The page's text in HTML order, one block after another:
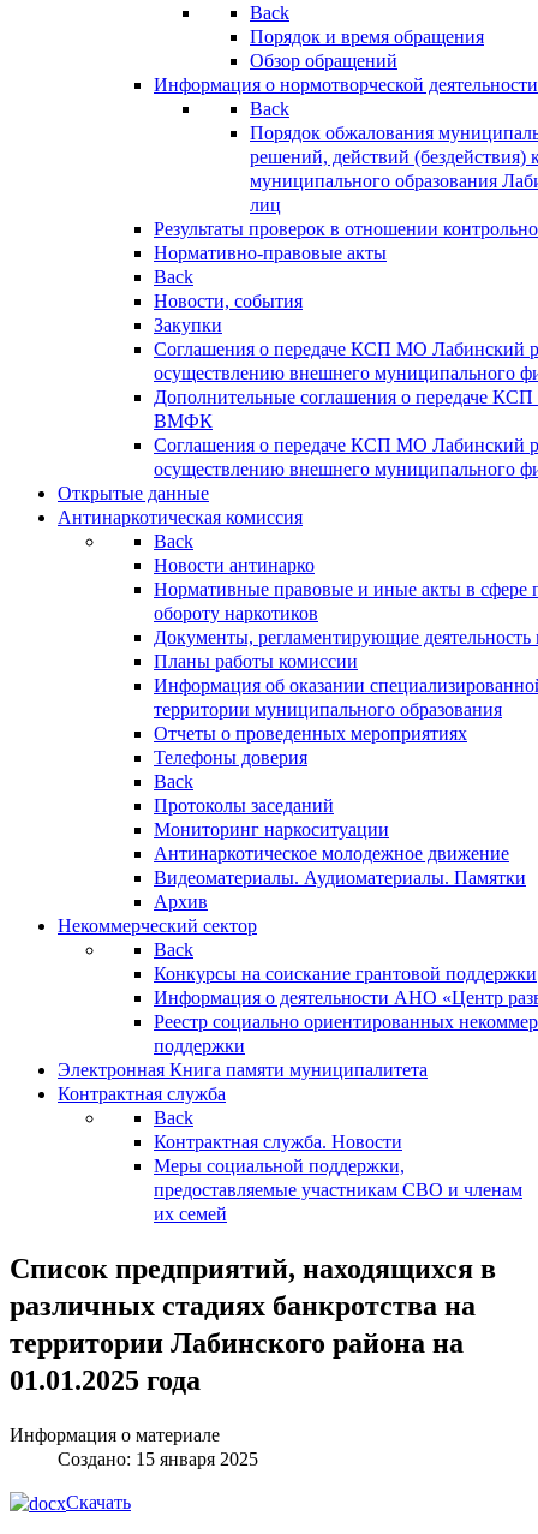
Back
Порядок и время обращения
Обзор обращений
Информация о нормотворческой деятельности
Back
Порядок обжалования
решений, действий (бездействия)
муниципального образования
лиц
Результаты проверок в отношении
Нормативно-правовые акты
Back
Новости, события
Закупки
Соглашения о передаче КСП МО Лабинский
осуществлению внешнего муниципального
Дополнительные соглашения о передаче
ВМФК
Соглашения о передаче КСП МО Лабинский
осуществлению внешнего муниципального
Открытые данные
Антинаркотическая комиссия
Back
Новости антинарко
Нормативные правовые и иные акты в сфере
обороту наркотиков
Документы, регламентирующие деятельность
Планы работы комиссии
Информация об оказании
территории муниципального образования
Отчеты о проведенных мероприятиях
Телефоны доверия
Back
Протоколы заседаний
Мониторинг наркоситуации
Антинаркотическое молодежное движение
Видеоматериалы. Аудиоматериалы. Памятки
Архив
Некоммерческий сектор
Back
Конкурсы на соискание грантовой поддержки
Информация о деятельности АНО «Центр
Реестр социально ориентированных
поддержки
Электронная Книга памяти муниципалитета
Контрактная служба
Back
Контрактная служба. Новости
Меры социальной поддержки,
предоставляемые участникам СВО и членам
их семей
Список предприятий, находящихся в
различных стадиях банкротства на
территории Лабинского района на
01.01.2025 года
Информация о материале
Создано: 15 января 2025
Скачать